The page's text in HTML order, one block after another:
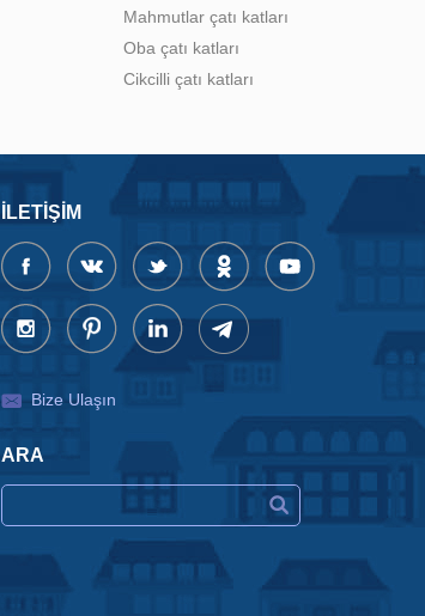
Mahmutlar çatı katları
Oba çatı katları
Cikcilli çatı katları
İLETIŞIM
Bize Ulaşın
ARA